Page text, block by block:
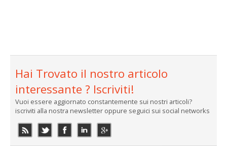
Hai Trovato il nostro articolo
interessante ? Iscriviti!
Vuoi essere aggiornato constantemente sui nostri articoli?
iscriviti alla nostra newsletter oppure seguici sui social networks